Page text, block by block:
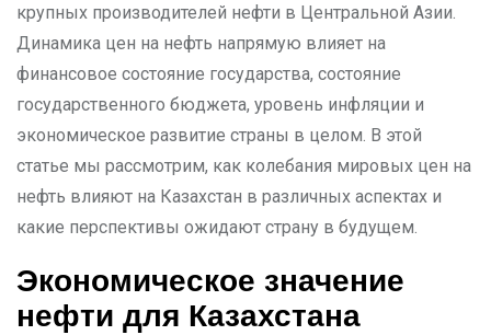
крупных производителей нефти в Центральной Азии.
Динамика цен на нефть напрямую влияет на
финансовое состояние государства, состояние
государственного бюджета, уровень инфляции и
экономическое развитие страны в целом. В этой
статье мы рассмотрим, как колебания мировых цен на
нефть влияют на Казахстан в различных аспектах и
какие перспективы ожидают страну в будущем.
Экономическое значение
нефти для Казахстана